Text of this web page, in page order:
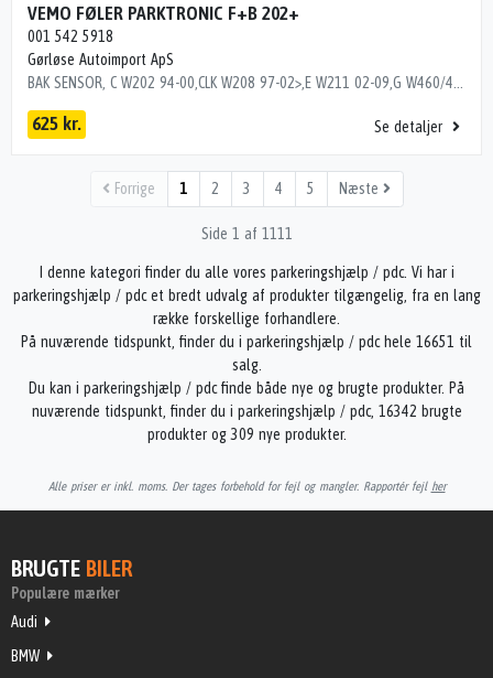
VEMO FØLER PARKTRONIC F+B 202+
001 542 5918
Gørløse Autoimport ApS
625 kr. Se detaljer
Forrige 1 2 3 4 5 Næste
Side 1 af 1111
I denne kategori finder du alle vores parkeringshjælp / pdc. Vi har i
parkeringshjælp / pdc et bredt udvalg af produkter tilgængelig, fra en lang
række forskellige forhandlere.
På nuværende tidspunkt, finder du i parkeringshjælp / pdc hele 16651 til
salg.
Du kan i parkeringshjælp / pdc finde både nye og brugte produkter. På
nuværende tidspunkt, finder du i parkeringshjælp / pdc, 16342 brugte
produkter og 309 nye produkter.
Alle priser er inkl. moms. Der tages forbehold for fejl og mangler. Rapportér fejl her
BRUGTE BILER
Populære mærker
Audi
BMW